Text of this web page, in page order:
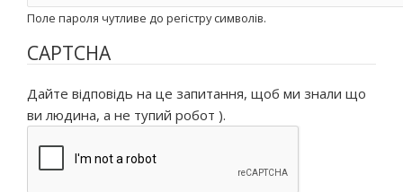
Поле пароля чутливе до регістру символів.
CAPTCHA
Дайте відповідь на це запитання, щоб ми знали що
ви людина, а не тупий робот ).